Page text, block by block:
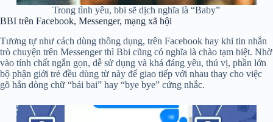
Trong tình yêu, bbi sẽ dịch nghĩa là “Baby”
BBI trên Facebook, Messenger, mạng xã hội
Tương tự như cách dùng thông dụng, trên Facebook hay khi tin nhắn
trò chuyện trên Messenger thì Bbi cũng có nghĩa là chào tạm biệt. Nhờ
vào tính chất ngắn gọn, dễ sử dụng và khá đáng yêu, thú vị, phần lớn
bộ phận giới trẻ đều dùng từ này để giao tiếp với nhau thay cho việc
gõ hẳn dòng chữ “bái bai” hay “bye bye” cứng nhắc.